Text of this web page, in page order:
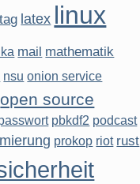
latex linux
lka mail mathematik
nsu onion service
open source
pbkdf2 podcast
prokop riot rust